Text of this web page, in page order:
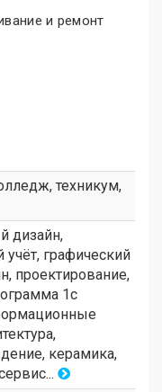
и ремонт
, техникум,
дизайн,
учёт, графический
проектирование,
1с
керамика,